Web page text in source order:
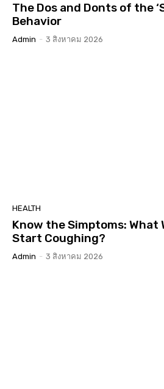
The Dos and Donts of the
Behavior
Admin - 3 สิงหาคม 2026
HEALTH
Know the Simptoms: What
Start Coughing?
Admin - 3 สิงหาคม 2026